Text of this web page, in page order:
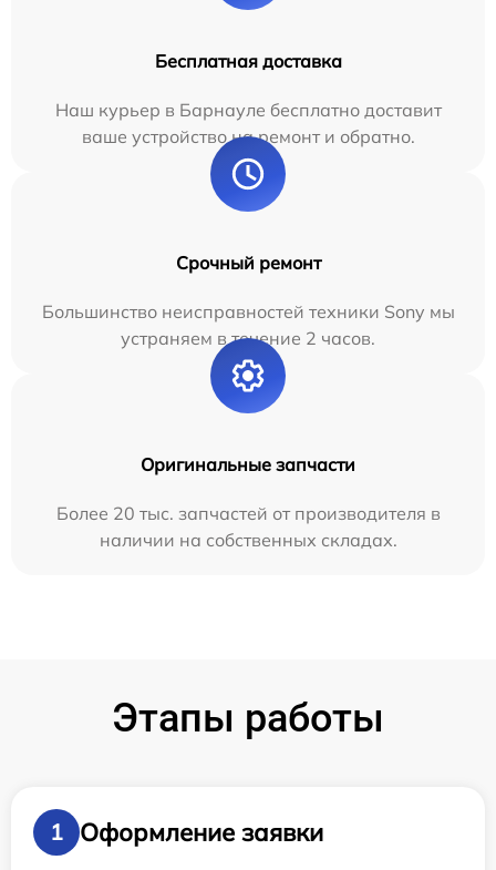
Бесплатная доставка
Наш курьер в Барнауле бесплатно доставит
ваше устройство на ремонт и обратно.
Срочный ремонт
Большинство неисправностей техники Sony мы
устраняем в течение 2 часов.
Оригинальные запчасти
Более 20 тыс. запчастей от производителя в
наличии на собственных складах.
Этапы работы
1
Оформление заявки